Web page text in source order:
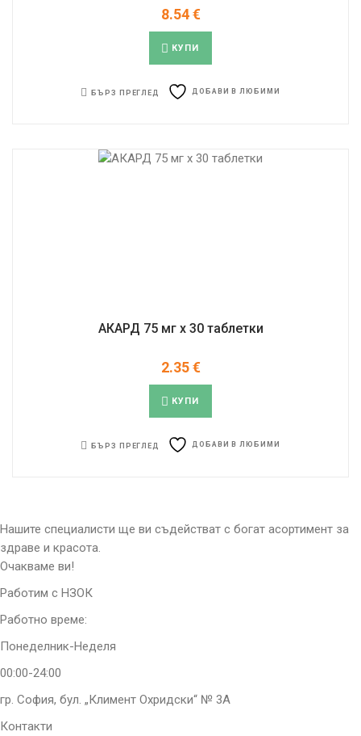
8.54€
КУПИ
БЪРЗ ПРЕГЛЕД ДОБАВИ В ЛЮБИМИ
АКАРД 75 мг x 30 таблетки
2.35€
КУПИ
БЪРЗ ПРЕГЛЕД ДОБАВИ В ЛЮБИМИ
Нашите специалисти ще ви съдействат с богат асортимент за
здраве и красота.
Очакваме ви!
Работим с НЗОК
Работно време:
Понеделник-Неделя
00:00-24:00
гр. София, бул. „Климент Охридски“ № 3A
Контакти